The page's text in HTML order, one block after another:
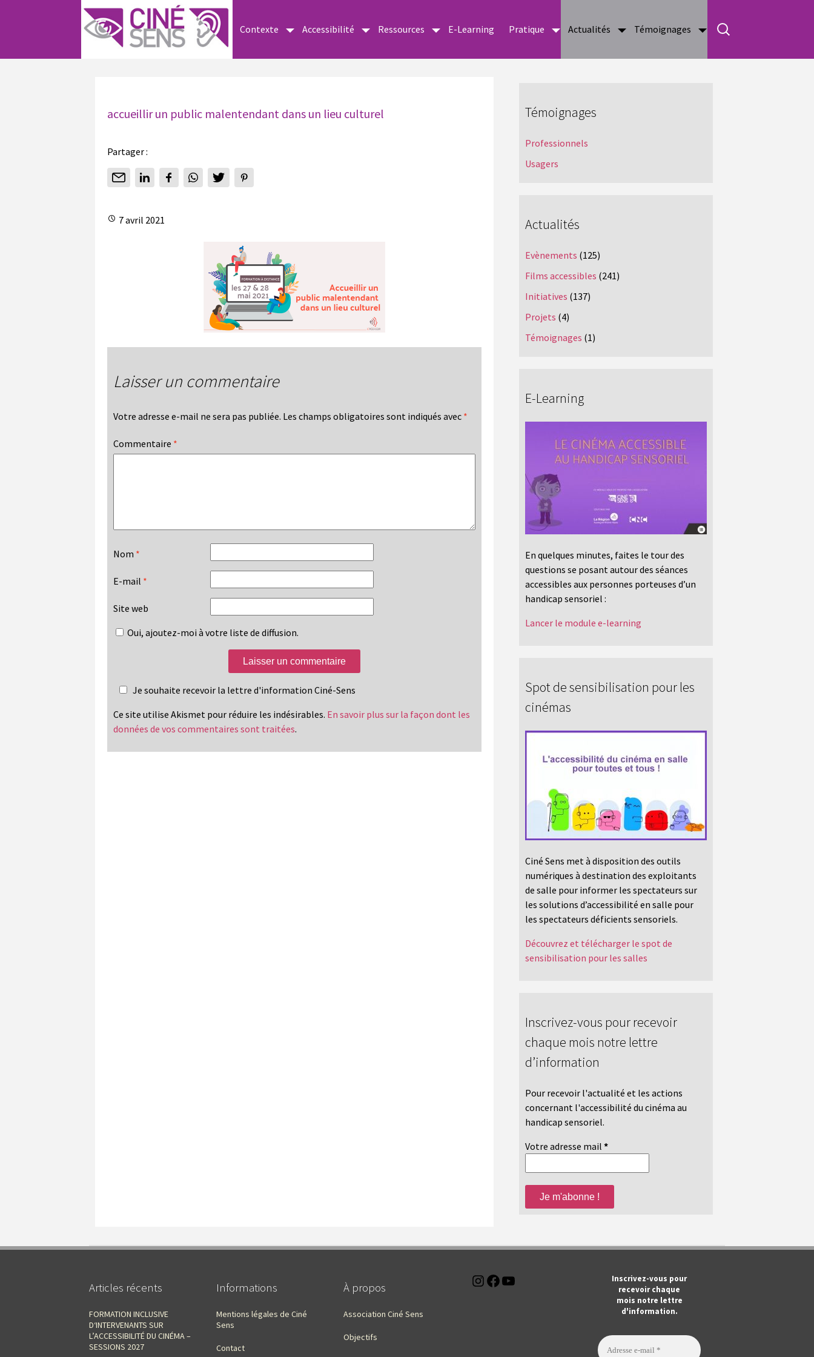
Contexte Accessibilité Ressources E-Learning Pratique Actualités Témoignages
accueillir un public malentendant dans un lieu culturel
Partager :
7 avril 2021
Laisser un commentaire
Votre adresse e-mail ne sera pas publiée. Les champs obligatoires sont indiqués avec *
Commentaire *
Nom *
E-mail *
Site web
Oui, ajoutez-moi à votre liste de diffusion.
Je souhaite recevoir la lettre d'information Ciné-Sens
Ce site utilise Akismet pour réduire les indésirables. En savoir plus sur la façon dont les
données de vos commentaires sont traitées.
Témoignages
Professionnels
Usagers
Actualités
Evènements (125)
Films accessibles (241)
Initiatives (137)
Projets (4)
Témoignages (1)
E-Learning
En quelques minutes, faites le tour des
questions se posant autour des séances
accessibles aux personnes porteuses d’un
handicap sensoriel :
Lancer le module e-learning
Spot de sensibilisation pour les
cinémas
Ciné Sens met à disposition des outils
numériques à destination des exploitants
de salle pour informer les spectateurs sur
les solutions d’accessibilité en salle pour
les spectateurs déficients sensoriels.
Découvrez et télécharger le spot de
sensibilisation pour les salles
Inscrivez-vous pour recevoir
chaque mois notre lettre
d’information
Pour recevoir l'actualité et les actions
concernant l'accessibilité du cinéma au
handicap sensoriel.
Votre adresse mail *
Articles récents
FORMATION INCLUSIVE
D‘INTERVENANTS SUR
L’ACCESSIBILITÉ DU CINÉMA –
SESSIONS 2027
Informations
Mentions légales de Ciné
Sens
Contact
À propos
Association Ciné Sens
Objectifs
Instagram
Facebook
Inscrivez-vous pour
recevoir chaque
mois notre lettre
d'information.